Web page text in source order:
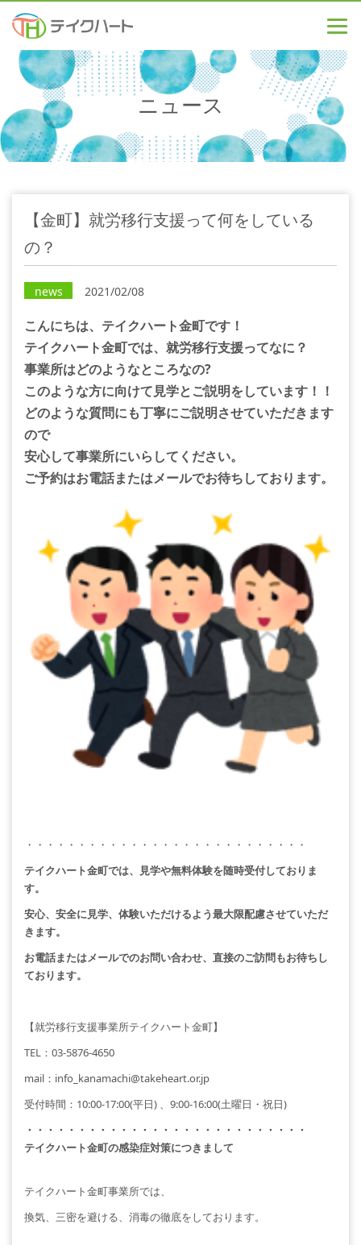
ニュース
【金町】就労移行支援って何をしている
の？
news 2021/02/08
こんにちは、テイクハート金町です！
テイクハート金町では、就労移行支援ってなに？
事業所はどのようなところなの?
このような方に向けて見学とご説明をしています！！
どのような質問にも丁寧にご説明させていただきます
ので
安心して事業所にいらしてください。
ご予約はお電話またはメールでお待ちしております。
・・・・・・・・・・・・・・・・・・・・・・・・・・・
テイクハート金町では、見学や無料体験を随時受付しておりま
す。
安心、安全に見学、体験いただけるよう最大限配慮させていただ
きます。
お電話またはメールでのお問い合わせ、直接のご訪問もお待ちし
ております。
【就労移行支援事業所テイクハート金町】
TEL ： 03-5876-4650
mail ： info_kanamachi@takeheart.or.jp
受付時間：10:00-17:00(平日) 、9:00-16:00(土曜日・祝日)
・・・・・・・・・・・・・・・・・・・・・・・・・・・
テイクハート金町の感染症対策につきまして
テイクハート金町事業所では、
換気、三密を避ける、消毒の徹底をしております。